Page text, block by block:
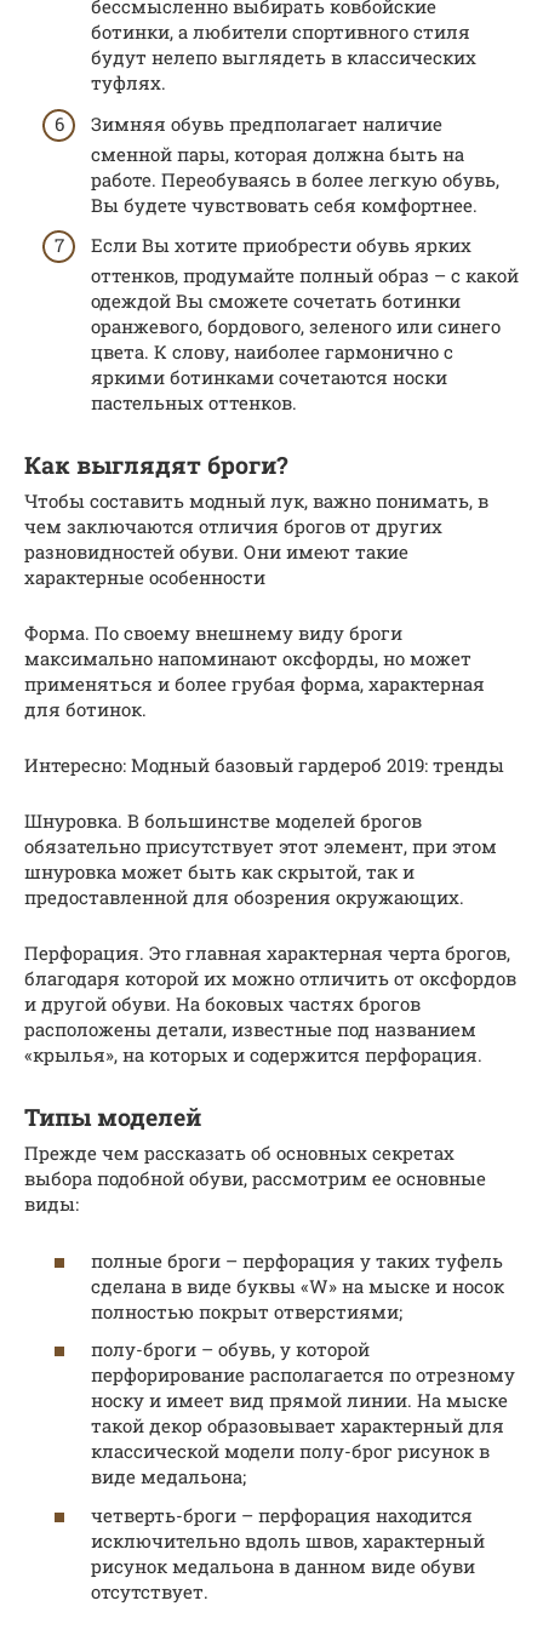
бессмысленно выбирать ковбойские
ботинки, а любители спортивного стиля
будут нелепо выглядеть в классических
туфлях.
Зимняя обувь предполагает наличие
сменной пары, которая должна быть на
работе. Переобуваясь в более легкую обувь,
Вы будете чувствовать себя комфортнее.
Если Вы хотите приобрести обувь ярких
оттенков, продумайте полный образ – с какой
одеждой Вы сможете сочетать ботинки
оранжевого, бордового, зеленого или синего
цвета. К слову, наиболее гармонично с
яркими ботинками сочетаются носки
пастельных оттенков.
Как выглядят броги?
Чтобы составить модный лук, важно понимать, в
чем заключаются отличия брогов от других
разновидностей обуви. Они имеют такие
характерные особенности
Форма. По своему внешнему виду броги
максимально напоминают оксфорды, но может
применяться и более грубая форма, характерная
для ботинок.
Интересно: Модный базовый гардероб 2019: тренды
Шнуровка. В большинстве моделей брогов
обязательно присутствует этот элемент, при этом
шнуровка может быть как скрытой, так и
предоставленной для обозрения окружающих.
Перфорация. Это главная характерная черта брогов,
благодаря которой их можно отличить от оксфордов
и другой обуви. На боковых частях брогов
расположены детали, известные под названием
«крылья», на которых и содержится перфорация.
Типы моделей
Прежде чем рассказать об основных секретах
выбора подобной обуви, рассмотрим ее основные
виды:
полные броги – перфорация у таких туфель
сделана в виде буквы «W» на мыске и носок
полностью покрыт отверстиями;
полу-броги – обувь, у которой
перфорирование располагается по отрезному
носку и имеет вид прямой линии. На мыске
такой декор образовывает характерный для
классической модели полу-брог рисунок в
виде медальона;
четверть-броги – перфорация находится
исключительно вдоль швов, характерный
рисунок медальона в данном виде обуви
отсутствует.